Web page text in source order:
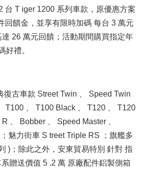
台 T iger 1200 系列車款，原優惠方案
回饋金，並享有限時加碼 每台 3 萬元
26 萬元回饋；活動期間購買指定年
好禮。
復古車款 Street Twin 、 Speed Twin
T100 、 T100 Black 、 T120 、 T120
、 Bobber 、 Speed Master 、
魅力街車 S treet Triple RS ；旗艦多
)；除此之外，安東貿易特別 針對 指
贈送價值 5 .2 萬 原廠配件鋁製側箱